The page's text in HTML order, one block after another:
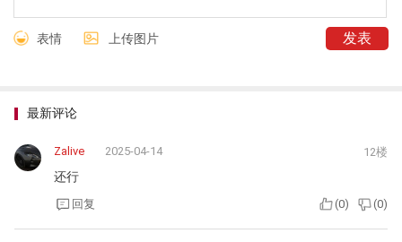
表情 上传图片
最新评论
Zalive 2025-04-14 12楼
还行
回复 (0) (0)